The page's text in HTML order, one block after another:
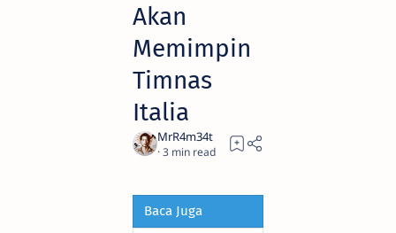
Akan
Memimpin
Timnas
Italia
3
Baca Juga